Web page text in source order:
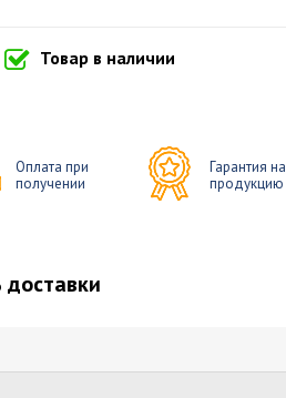
Товар в наличии
Оплата при
получении
Гарантия на
продукцию
доставки